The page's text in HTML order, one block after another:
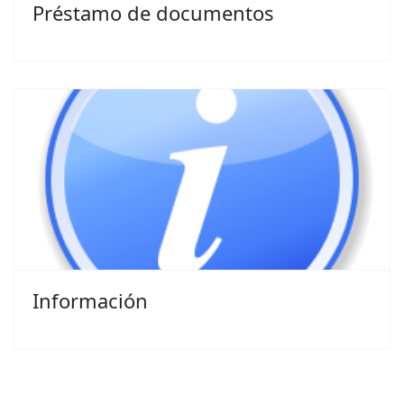
Préstamo de documentos
Información